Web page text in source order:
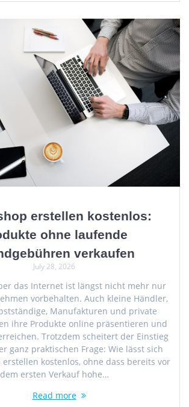
erstellen kostenlos:
ohne laufende
verkaufen
July 28, 2026
das Internet ist längst nicht mehr nur
vorbehalten. Auch kleine Händler,
Manufakturen und private
ihre Produkte online präsentieren und
Trotzdem scheitert der Einstieg
ganz praktischen Frage: Wie lässt sich
kostenlos, ohne dass bereits vor
dem ersten Verkauf hohe…
Read more